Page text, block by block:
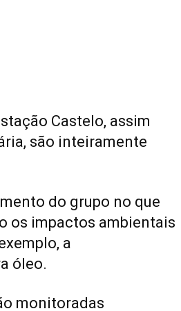
Castelo, assim
são inteiramente
do grupo no que
os impactos ambientais
a
óleo.
monitoradas